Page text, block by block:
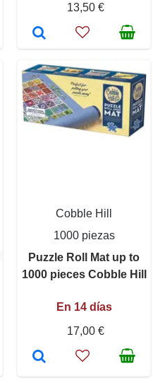
13,50 €
Cobble Hill
1000 piezas
Puzzle Roll Mat up to
1000 pieces Cobble Hill
En 14 días
17,00 €